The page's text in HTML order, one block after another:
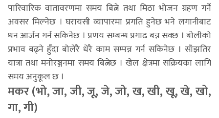
पारिवारिक वातावरणमा समय बित्ने तथा मिठा भोजन ग्रहण गर्ने
अवसर मिल्नेछ । घरायसी व्यापारमा प्रगति हुनेछ भने लगानीबाट
धन आर्जन गर्न सकिनेछ । प्रणय सम्बन्ध प्रगाढ बन्न सक्छ । बोलीको
प्रभाव बढ्ने हुँदा बोलेरै धेरै काम सम्पन्न गर्न सकिनेछ । साँझतिर
यात्रा तथा मनोरञ्जनमा समय बित्नेछ । खेल क्षेत्रमा सक्रियका लागि
समय अनुकूल छ ।
मकर (भो, जा, जी, जू, जे, जो, ख, खी, खू, खे, खो,
गा, गी)